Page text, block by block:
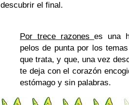
descubrir el final.
Por trece razoneses una
pelos de punta por los
que trata, y que, una vez
te deja con el corazón
estómago y sin palabras.